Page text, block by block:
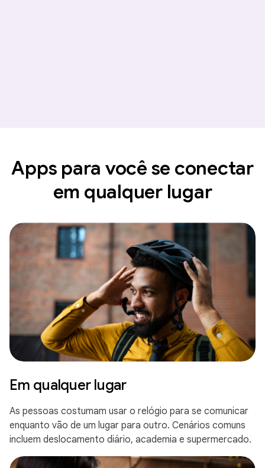
Apps para você se conectar
em qualquer lugar
Em qualquer lugar
As pessoas costumam usar o relógio para se comunicar
enquanto vão de um lugar para outro. Cenários comuns
incluem deslocamento diário, academia e supermercado.